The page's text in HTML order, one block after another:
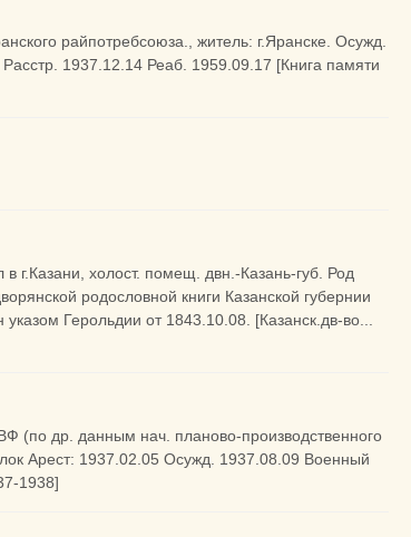
райпотребсоюза., житель: г.Яранске. Осужд.
1937.12.14 Реаб. 1959.09.17 [Книга памяти
г.Казани, холост. помещ. двн.-Казань-губ. Род
родословной книги Казанской губернии
Герольдии от 1843.10.08. [Казанск.дв-во...
(по др. данным нач. планово-производственного
Арест: 1937.02.05 Осужд. 1937.08.09 Военный
1938]